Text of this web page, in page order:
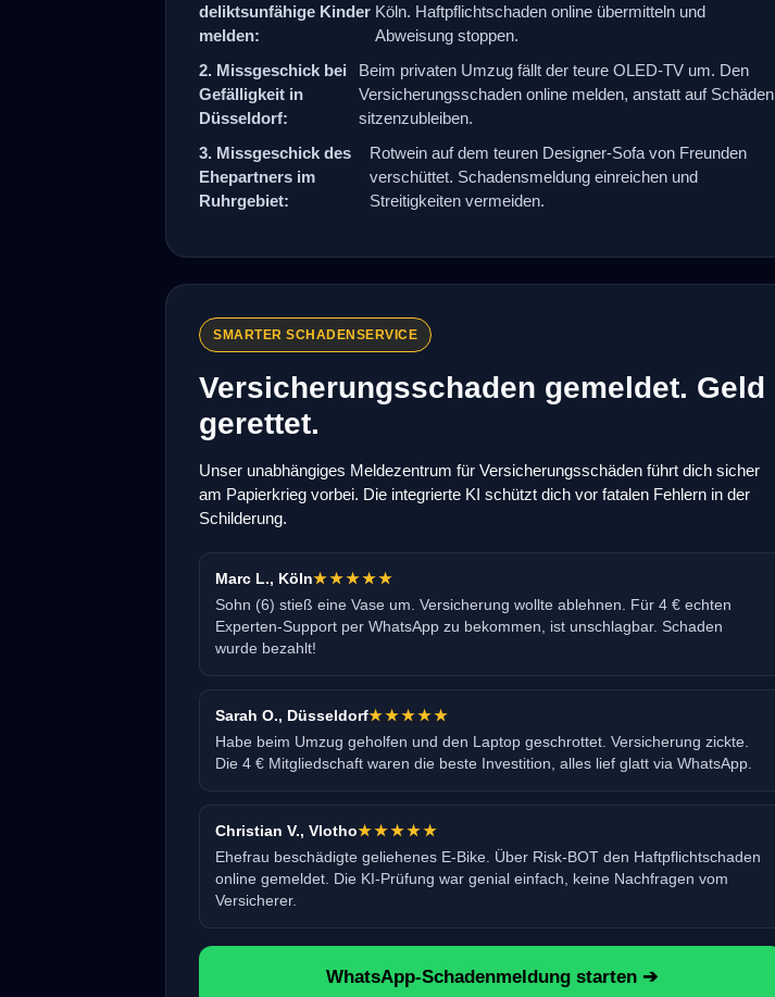
deliktsunfähige Kinder
melden:
Köln. Haftpflichtschaden online übermitteln und
Abweisung stoppen.
2. Missgeschick bei
Gefälligkeit in
Düsseldorf:
Beim privaten Umzug fällt der teure OLED-TV um. Den
Versicherungsschaden online melden, anstatt auf Schäden
sitzenzubleiben.
3. Missgeschick des
Ehepartners im
Ruhrgebiet:
Rotwein auf dem teuren Designer-Sofa von Freunden
verschüttet. Schadensmeldung einreichen und
Streitigkeiten vermeiden.
SMARTER SCHADENSERVICE
Versicherungsschaden gemeldet. Geld
gerettet.
Unser unabhängiges Meldezentrum für Versicherungsschäden führt dich sicher
am Papierkrieg vorbei. Die integrierte KI schützt dich vor fatalen Fehlern in der
Schilderung.
Marc L., Köln★★★★★
Sohn (6) stieß eine Vase um. Versicherung wollte ablehnen. Für 4 € echten
Experten-Support per WhatsApp zu bekommen, ist unschlagbar. Schaden
wurde bezahlt!
Sarah O., Düsseldorf★★★★★
Habe beim Umzug geholfen und den Laptop geschrottet. Versicherung zickte.
Die 4 € Mitgliedschaft waren die beste Investition, alles lief glatt via WhatsApp.
Christian V., Vlotho★★★★★
Ehefrau beschädigte geliehenes E-Bike. Über Risk-BOT den Haftpflichtschaden
online gemeldet. Die KI-Prüfung war genial einfach, keine Nachfragen vom
Versicherer.
WhatsApp-Schadenmeldung starten ➔